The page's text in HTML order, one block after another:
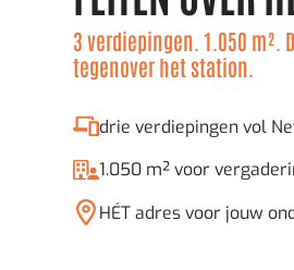
3 verdiepingen. 1.050 m².
tegenover het station.
drie verdiepingen vol
1.050 m² voor
HÉT adres voor jouw